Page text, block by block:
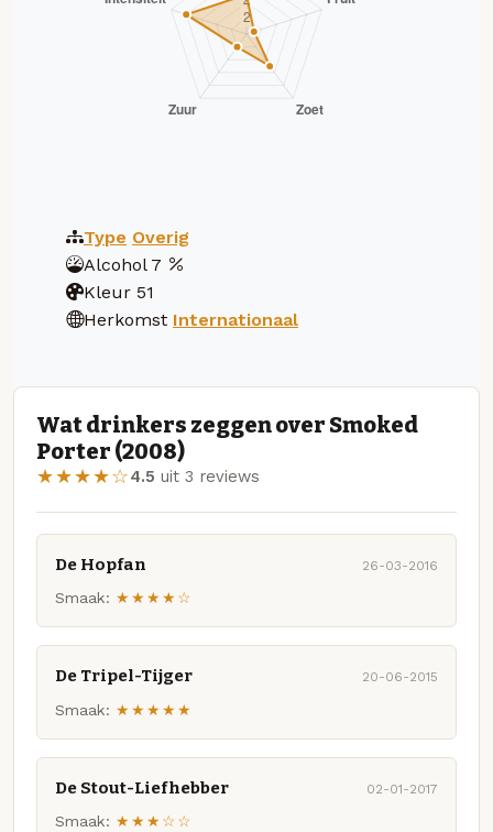
Type Overig
Alcohol 7
Kleur 51
Herkomst Internationaal
Wat drinkers zeggen over Smoked
Porter (2008)
★★★★☆4.5 uit 3 reviews
De Hopfan 26-03-2016
Smaak: ★★★★☆
De Tripel-Tijger 20-06-2015
Smaak: ★★★★★
De Stout-Liefhebber 02-01-2017
Smaak: ★★★☆☆